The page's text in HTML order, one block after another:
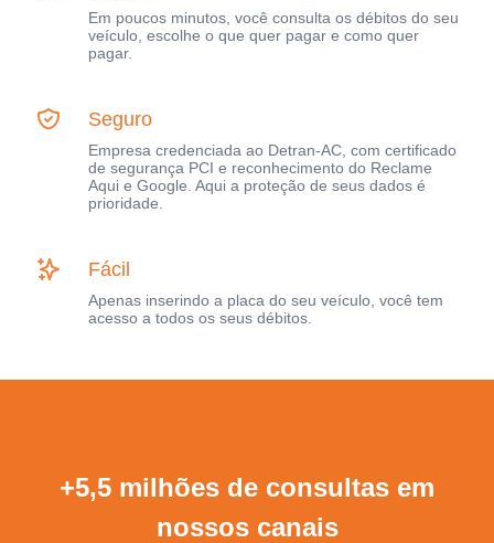
Em poucos minutos, você consulta os débitos do seu
veículo, escolhe o que quer pagar e como quer
pagar.
Seguro
Empresa credenciada ao Detran-AC, com certificado
de segurança PCI e reconhecimento do Reclame
Aqui e Google. Aqui a proteção de seus dados é
prioridade.
Fácil
Apenas inserindo a placa do seu veículo, você tem
acesso a todos os seus débitos.
+5,5 milhões de consultas em
nossos canais